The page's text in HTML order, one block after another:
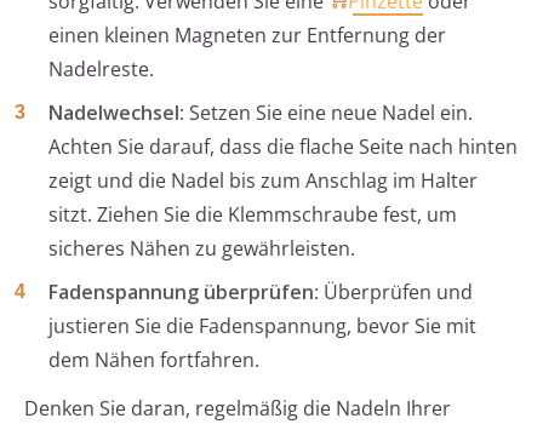
einen kleinen Magneten zur Entfernung der
Nadelreste.
Nadelwechsel: Setzen Sie eine neue Nadel ein.
Achten Sie darauf, dass die flache Seite nach hinten
zeigt und die Nadel bis zum Anschlag im Halter
sitzt. Ziehen Sie die Klemmschraube fest, um
sicheres Nähen zu gewährleisten.
Fadenspannung überprüfen: Überprüfen und
justieren Sie die Fadenspannung, bevor Sie mit
dem Nähen fortfahren.
Denken Sie daran, regelmäßig die Nadeln Ihrer